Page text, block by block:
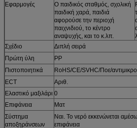
Εφαρμογές
Ο παιδικός σταθμός, σχολική
παιδική χαρά, παιδιά
αφορούσε την περιοχή
παιχνιδιού, το κέντρο
αναψυχής, και το κ.λπ.
Σχέδιο
Διπλή σειρά
Πρώτη ύλη
PP
Πιστοποιητικά
RoHS/CE/SVHC/Ποε/
ECT
Αριθ.
Ελαστικό μαξιλάρι 0
Επιφάνεια
Ματ
Σύστημα
αποξηράνσεων
Ναι. Το νερό εκκενώνεται
επιφάνεια